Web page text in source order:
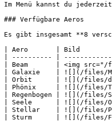
Im Menü kannst du
### Verfügbare Aeros
Es gibt insgesamt **8
| Aero       | Bild
| ---------- |
| Beam       | <img src="/
| Galaxie    | ![](/files/
| Orbit      | ![](/files/
| Phönix     | ![](/files/
| Regenbogen | ![](/
| Seele      | ![](/files/
| Stellar    | ![](/files/
| Sturm      | ![](/files/